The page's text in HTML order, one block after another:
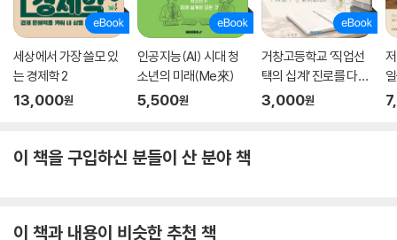
세상에서 가장 쓸모 있
는 경제학 2
13,000원
인공지능(AI) 시대 청
소년의 미래(Me來)
5,500원
거창고등학교 ‘직업선
택의 십계’ 진로를 다시
생각하다
3,000원
이 책을 구입하신 분들이 산 분야 책
이 책과 내용이 비슷한 추천 책